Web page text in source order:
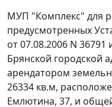
МУП "Комплекс" для
предусмотренных
от 07.08.2006 N
Брянской городской
арендатором
26334 кв.м,
Емлютина, 37, и